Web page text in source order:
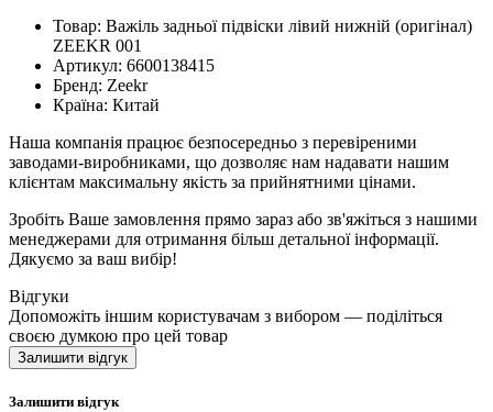
Товар: Важіль задньої підвіски лівий нижній (оригінал)
ZEEKR 001
Артикул: 6600138415
Бренд: Zeekr
Країна: Китай
Наша компанія працює безпосередньо з перевіреними
заводами-виробниками, що дозволяє нам надавати нашим
клієнтам максимальну якість за прийнятними цінами.
Зробіть Ваше замовлення прямо зараз або зв'яжіться з нашими
менеджерами для отримання більш детальної інформації.
Дякуємо за ваш вибір!
Відгуки
Допоможіть іншим користувачам з вибором — поділіться
своєю думкою про цей товар
Залишити відгук
Залишити відгук